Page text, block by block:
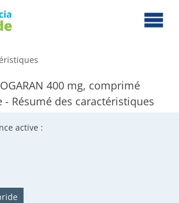
400 mg, comprimé
- Résumé des caractéristiques
active :